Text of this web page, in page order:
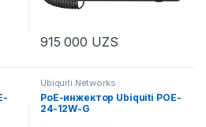
915 000 UZS
Ubiquiti Networks
PoE-инжектор Ubiquiti POE-
24-12W-G